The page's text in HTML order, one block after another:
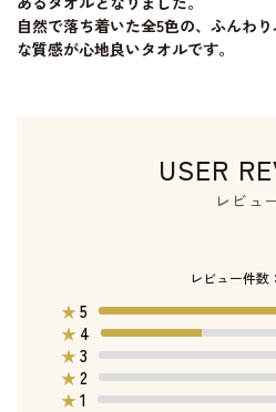
自然で落ち着いた全5色の、ふんわ
な質感が心地良いタオルです。
USER
レビュ
レビュー件数：
★5
★ 4
★3
★2
★1